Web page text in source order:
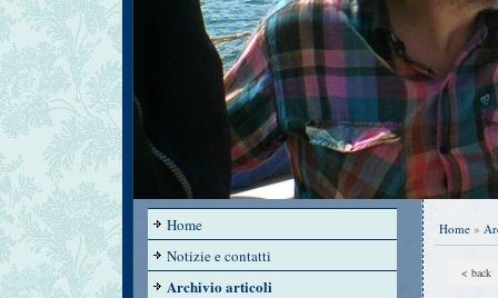
Home »
< back
Home
Notizie e contatti
Archivio articoli